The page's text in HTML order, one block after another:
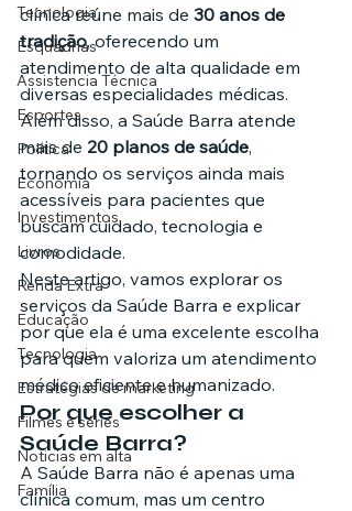
Tecnologia
Esquadrias
Assistencia Técnica
Esportes
Política
Economia
Investimentos
Livros
Renda Extra
Educação
Tecnologia
Estratégias de marketing
Filmes e séries
Noticias em alta
Família
clínica reúne mais de 30 anos de
tradição, oferecendo um
atendimento de alta qualidade em
diversas especialidades médicas.
Além disso, a Saúde Barra atende
mais de 20 planos de saúde,
tornando os serviços ainda mais
acessíveis para pacientes que
buscam cuidado, tecnologia e
comodidade.
Neste artigo, vamos explorar os
serviços da Saúde Barra e explicar
por que ela é uma excelente escolha
para quem valoriza um atendimento
médico eficiente e humanizado.
Por que escolher a
Saúde Barra?
A Saúde Barra não é apenas uma
clínica comum, mas um centro